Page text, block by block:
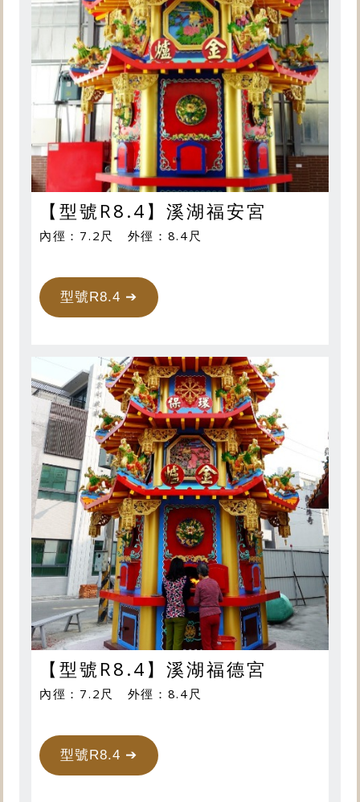
【型號R8.4】溪湖福安宮
內徑：7.2尺 外徑：8.4尺
型號R8.4 ➔
【型號R8.4】溪湖福德宮
內徑：7.2尺 外徑：8.4尺
型號R8.4 ➔